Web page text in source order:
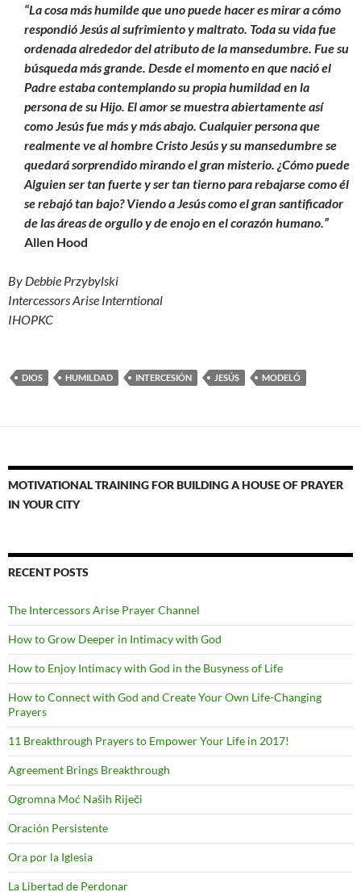
“La cosa más humilde que uno puede hacer es mirar a cómo
respondió Jesús al sufrimiento y maltrato. Toda su vida fue
ordenada alrededor del atributo de la mansedumbre. Fue su
búsqueda más grande. Desde el momento en que nació el
Padre estaba contemplando su propia humildad en la
persona de su Hijo. El amor se muestra abiertamente así
como Jesús fue más y más abajo. Cualquier persona que
realmente ve al hombre Cristo Jesús y su mansedumbre se
quedará sorprendido mirando el gran misterio. ¿Cómo puede
Alguien ser tan fuerte y ser tan tierno para rebajarse como él
se rebajó tan bajo? Viendo a Jesús como el gran santificador
de las áreas de orgullo y de enojo en el corazón humano.”
Allen Hood
By Debbie Przybylski
Intercessors Arise Interntional
IHOPKC
DIOS HUMILDAD INTERCESIÓN JESÚS MODELÓ
MOTIVATIONAL TRAINING FOR BUILDING A HOUSE OF PRAYER
IN YOUR CITY
RECENT POSTS
The Intercessors Arise Prayer Channel
How to Grow Deeper in Intimacy with God
How to Enjoy Intimacy with God in the Busyness of Life
How to Connect with God and Create Your Own Life-Changing
Prayers
11 Breakthrough Prayers to Empower Your Life in 2017!
Agreement Brings Breakthrough
Ogromna Moć Naših Riječi
Oración Persistente
Ora por la Iglesia
La Libertad de Perdonar